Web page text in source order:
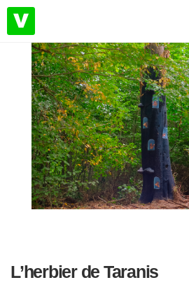
L’herbier de Taranis